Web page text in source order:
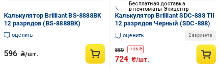
Калькулятор Brilliant BS-8888BK
12 разрядов (BS-8888BK)
оценить
596 ₴/шт.
Бесплатная доставка
в почтоматы Эпицентр
Калькулятор Brilliant SDC-888 TII
12 разрядов Черный (SDC-888)
оценить 2 варианта
850 -126 ₴
724 ₴/шт.